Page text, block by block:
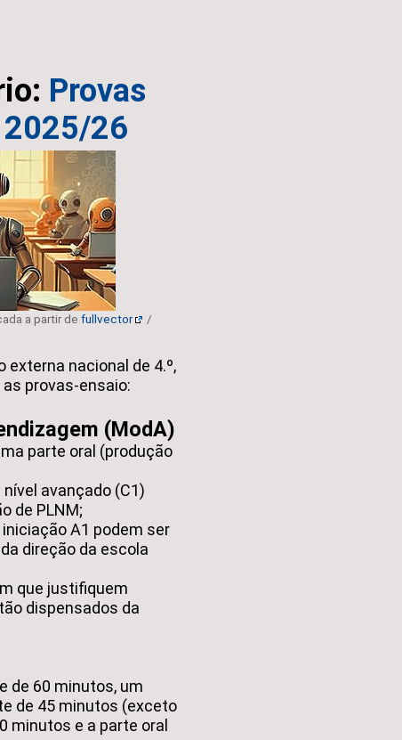
Provas
26
a partir de fullvector
/
externa nacional de 4.º,
as provas-ensaio:
(ModA)
parte oral (produção
avançado (C1)
de PLNM;
iniciação A1 podem ser
direção da escola
que justifiquem
dispensados da
de 60 minutos, um
de 45 minutos (exceto
minutos e a parte oral